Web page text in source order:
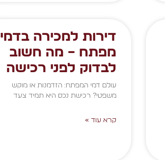
דירות למכירה בדמי
מפתח – מה חשוב
לבדוק לפני רכישה
עולם דמי המפתח: הזדמנות או מוקש
משפטי? רכישת נכס היא תמיד צעד
קרא עוד »